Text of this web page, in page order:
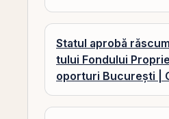
Statul aprobă
tului Fondului
oporturi București |